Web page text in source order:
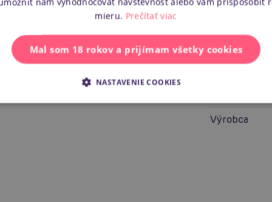
Vlastnosti
Ďalšie
Výrobca
mieru. Prečítať viac
Mal som 18 rokov a prijímam všetky cookies
NASTAVENIE COOKIES